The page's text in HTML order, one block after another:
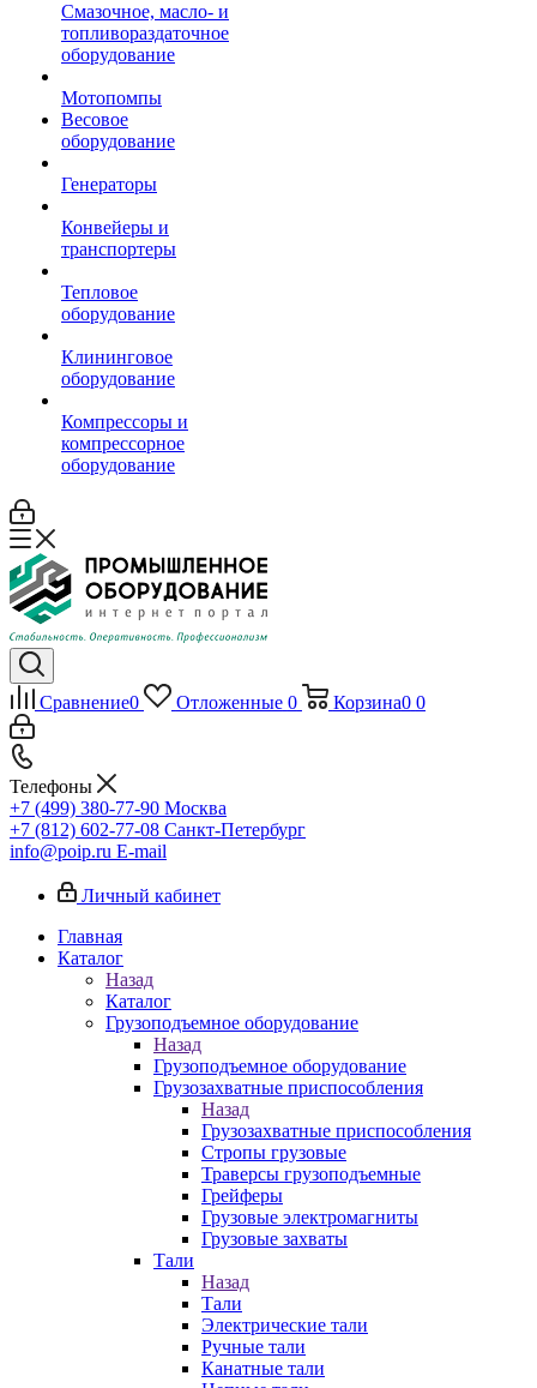
Смазочное, масло- и
топливораздаточное
оборудование
Мотопомпы
Весовое
оборудование
Генераторы
Конвейеры и
транспортеры
Тепловое
оборудование
Клининговое
оборудование
Компрессоры и
компрессорное
оборудование
Сравнение0 Отложенные 0 Корзина0 0
Телефоны
+7 (499) 380-77-90 Москва
+7 (812) 602-77-08 Санкт-Петербург
info@poip.ru E-mail
Личный кабинет
Главная
Каталог
Назад
Каталог
Грузоподъемное оборудование
Назад
Грузоподъемное оборудование
Грузозахватные приспособления
Назад
Грузозахватные приспособления
Стропы грузовые
Траверсы грузоподъемные
Грейферы
Грузовые электромагниты
Грузовые захваты
Тали
Назад
Тали
Электрические тали
Ручные тали
Канатные тали